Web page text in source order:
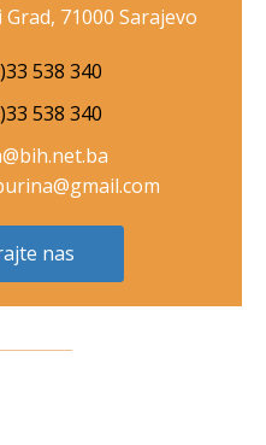
71000 Sarajevo
538 340
538 340
nas